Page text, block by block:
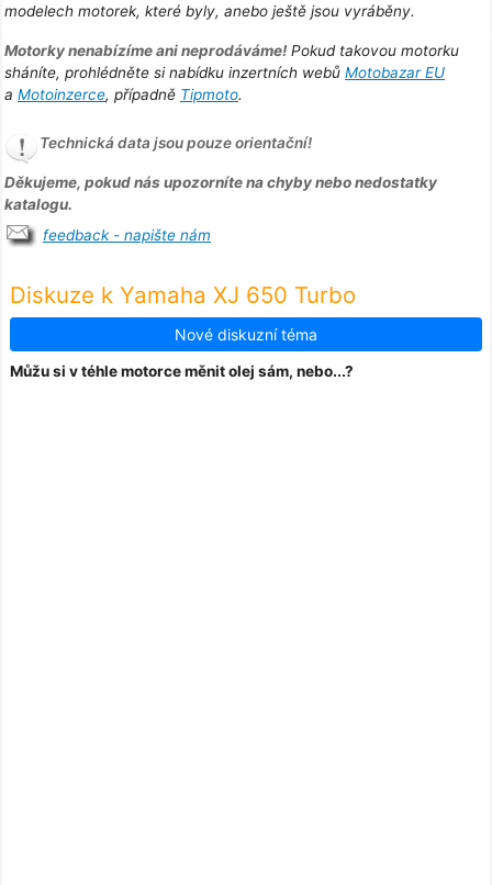
modelech motorek, které byly, anebo ještě jsou vyráběny.
Motorky nenabízíme ani neprodáváme!Pokud takovou motorku
sháníte, prohlédněte si nabídku inzertních webů Motobazar EU
a Motoinzerce, případně Tipmoto.
Technická data jsou pouze orientační!
Děkujeme, pokud nás upozorníte na chyby nebo nedostatky
katalogu.
feedback - napište nám
Diskuze k Yamaha XJ 650 Turbo
Nové diskuzní téma
Můžu si v téhle motorce měnit olej sám, nebo...?